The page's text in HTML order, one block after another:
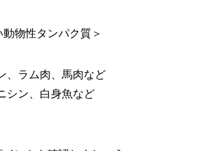
物性タンパク質＞
、ラム肉、馬肉など
シン、白身魚など